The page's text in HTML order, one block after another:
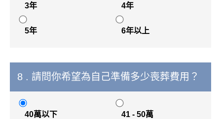
3年 4年
5年 6年以上
8 . 請問你希望為自己準備多少喪葬費用？
40萬以下 41 - 50萬